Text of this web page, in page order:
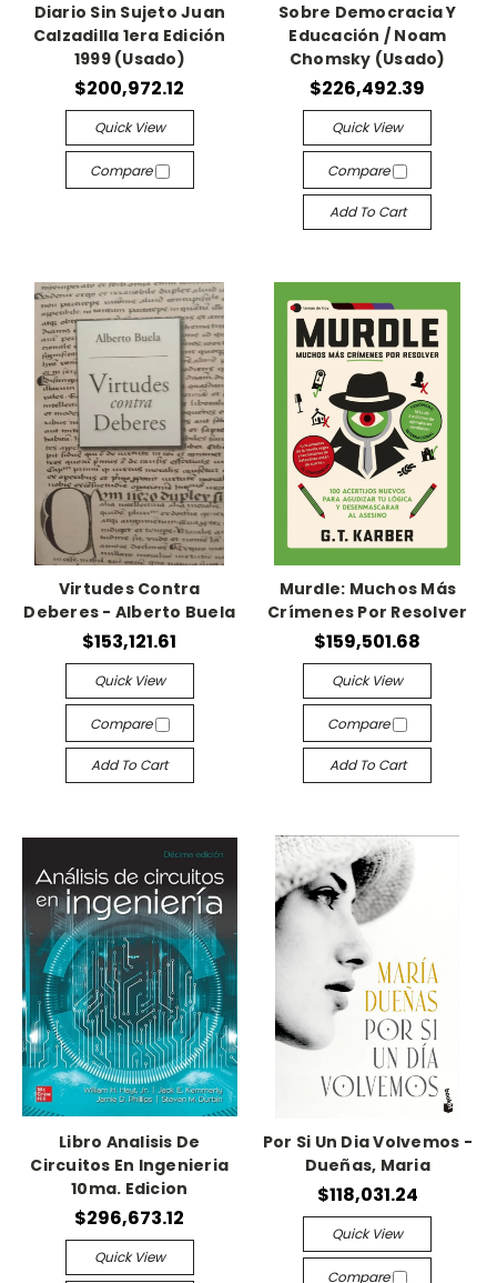
Diario Sin Sujeto Juan
Calzadilla 1era Edición
1999 (Usado)
$200,972.12
Quick View
Compare
Sobre Democracia Y
Educación / Noam
Chomsky (Usado)
$226,492.39
Quick View
Compare
Add To Cart
Virtudes Contra
Deberes - Alberto Buela
$153,121.61
Quick View
Compare
Add To Cart
Murdle: Muchos Más
Crímenes Por Resolver
$159,501.68
Quick View
Compare
Add To Cart
Libro Analisis De
Circuitos En Ingenieria
10ma. Edicion
$296,673.12
Quick View
Por Si Un Dia Volvemos -
Dueñas, Maria
$118,031.24
Quick View
Compare